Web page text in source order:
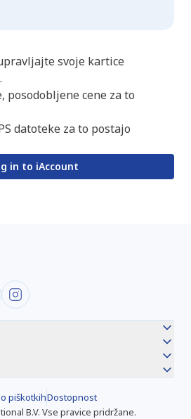
svoje kartice
posodobljene cene za to
datoteke za to postajo
in to iAccount
piškotkihDostopnost
B.V. Vse pravice pridržane.